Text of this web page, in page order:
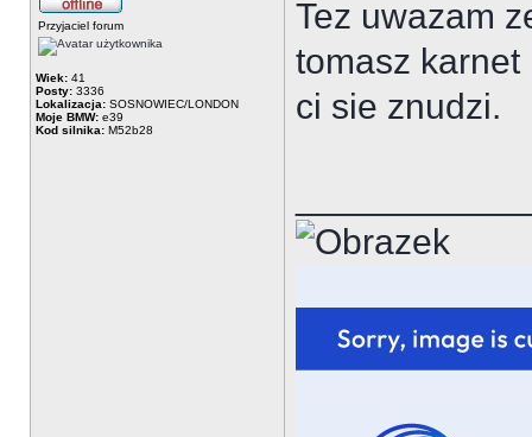
Przyjaciel forum
Wiek: 41
Posty: 3336
Lokalizacja: SOSNOWIEC/LONDON
Moje BMW: e39
Kod silnika: M52b28
Tez uwazam
tomasz
ci sie znudzi.